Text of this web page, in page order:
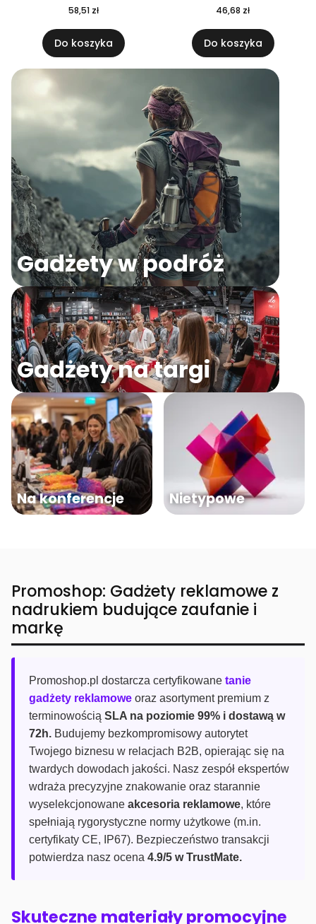
58,51 zł
Do koszyka
46,68 zł
Do koszyka
Gadżety w podróż
Gadżety na targi
Na konferencje Nietypowe
Promoshop: Gadżety reklamowe z
nadrukiem budujące zaufanie i
markę
Promoshop.pl dostarcza certyfikowane tanie
gadżety reklamowe oraz asortyment premium z
terminowością SLA na poziomie 99% i dostawą w
72h. Budujemy bezkompromisowy autorytet
Twojego biznesu w relacjach B2B, opierając się na
twardych dowodach jakości. Nasz zespół ekspertów
wdraża precyzyjne znakowanie oraz starannie
wyselekcjonowane akcesoria reklamowe, które
spełniają rygorystyczne normy użytkowe (m.in.
certyfikaty CE, IP67). Bezpieczeństwo transakcji
potwierdza nasz ocena 4.9/5 w TrustMate.
Skuteczne materiały promocyjne